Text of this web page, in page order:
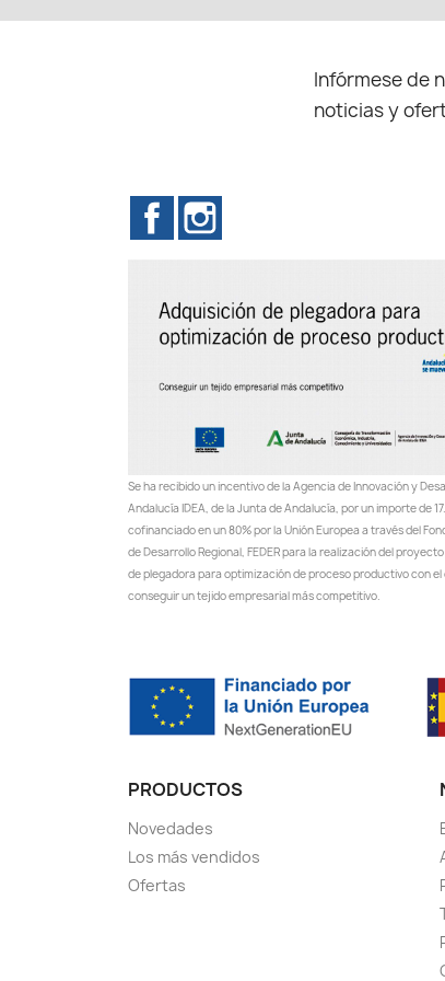
Infórmese de
noticias y
Facebook
Se ha recibido un incentivo de la Agencia de Innovación y
Andalucía IDEA, de la Junta de Andalucía, por un importe de
cofinanciado en un 80% por la Unión Europea a través del
de Desarrollo Regional, FEDER para la realización del
de plegadora para optimización de proceso productivo con el
conseguir un tejido empresarial más competitivo.
PRODUCTOS
Novedades
Los más vendidos
Ofertas